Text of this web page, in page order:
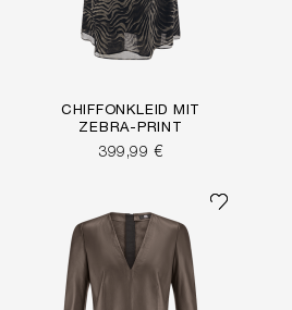
CHIFFONKLEID MIT
ZEBRA-PRINT
399,99 €